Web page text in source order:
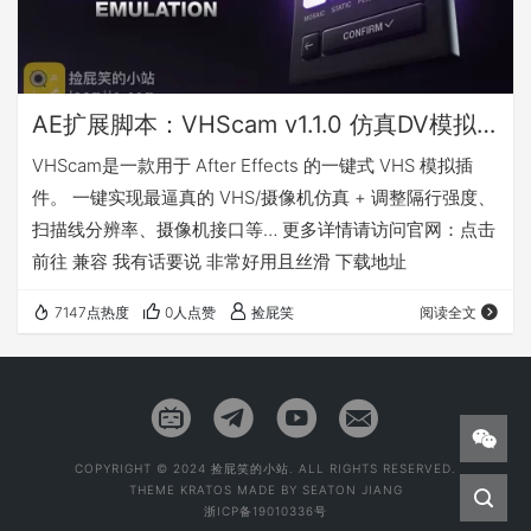
AE扩展脚本：VHScam v1.1.0 仿真DV模拟复古录像（Win&Mac）
VHScam是一款用于 After Effects 的一键式 VHS 模拟插
件。 一键实现最逼真的 VHS/摄像机仿真 + 调整隔行强度、
扫描线分辨率、摄像机接口等… 更多详情请访问官网：点击
前往 兼容 我有话要说 非常好用且丝滑 下载地址
7147点热度 0人点赞 捡屁笑 阅读全文
COPYRIGHT © 2024 捡屁笑的小站. ALL RIGHTS RESERVED.
THEME KRATOS MADE BY SEATON JIANG
浙ICP备19010336号